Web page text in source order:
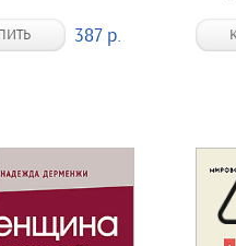
387 р.